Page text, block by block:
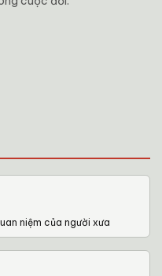
niệm của người xưa